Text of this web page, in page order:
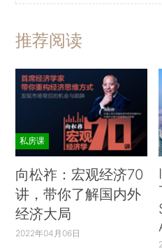
推荐阅读
私房课
向松祚：宏观经济70
讲，带你了解国内外
经济大局
2022年04月06日